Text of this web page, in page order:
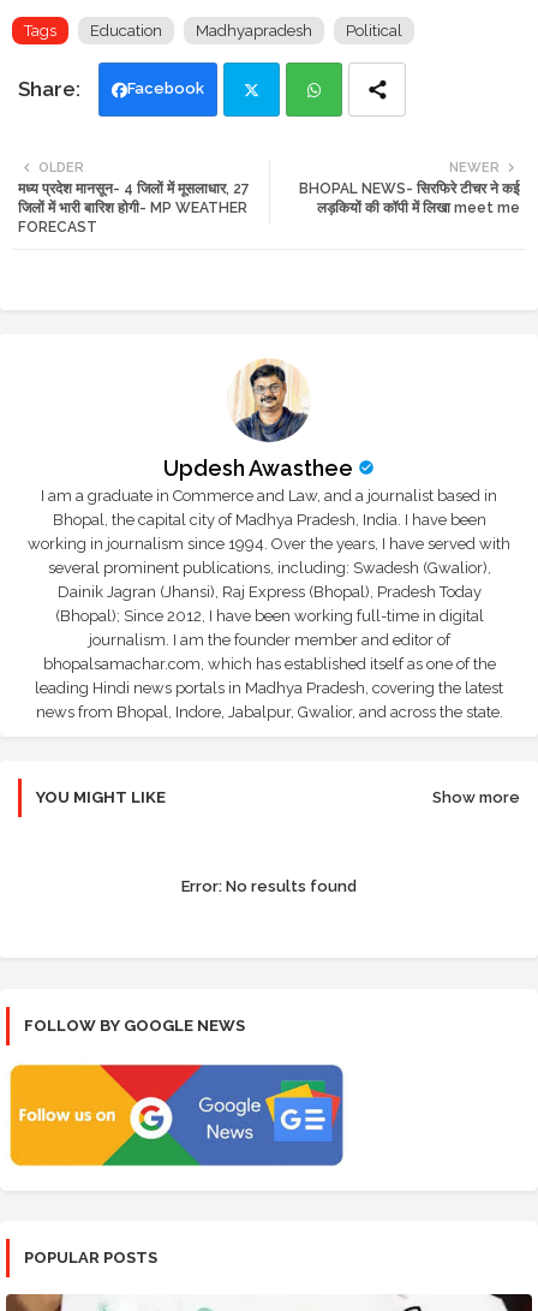
Tags Education Madhyapradesh Political
Facebook
tte ats
NEWER
BHOPAL NEWS- सिरफिरे टीचर ने कई
लड़कियों की कॉपी में लिखा meet me
OLDER
मध्य प्रदेश मानसून- 4 जिलों में मूसलाधार, 27
जिलों में भारी बारिश होगी- MP WEATHER
FORECAST
Updesh Awasthee
I am a graduate in Commerce and Law, and a journalist based in
Bhopal, the capital city of Madhya Pradesh, India. I have been
working in journalism since 1994. Over the years, I have served with
several prominent publications, including: Swadesh (Gwalior),
Dainik Jagran (Jhansi), Raj Express (Bhopal), Pradesh Today
(Bhopal); Since 2012, I have been working full-time in digital
journalism. I am the founder member and editor of
bhopalsamachar.com, which has established itself as one of the
leading Hindi news portals in Madhya Pradesh, covering the latest
news from Bhopal, Indore, Jabalpur, Gwalior, and across the state.
YOU MIGHT LIKE Show more
Error: No results found
FOLLOW BY GOOGLE NEWS
POPULAR POSTS